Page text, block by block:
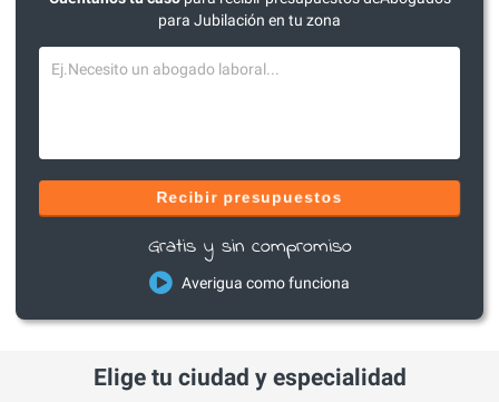
para Jubilación en tu zona
Recibir presupuestos
Gratis y sin compromiso
Averigua como funciona
Elige tu ciudad y especialidad